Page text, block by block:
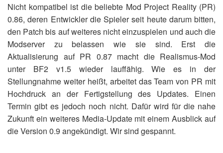
Nicht kompatibel ist die beliebte Mod Project Reality (PR)
0.86, deren Entwickler die Spieler seit heute darum bitten,
den Patch bis auf weiteres nicht einzuspielen und auch die
Modserver zu belassen wie sie sind. Erst die
Aktualisierung auf PR 0.87 macht die Realismus-Mod
unter BF2 v1.5 wieder lauffähig. Wie es in der
Stellungnahme weiter heißt, arbeitet das Team von PR mit
Hochdruck an der Fertigstellung des Updates. Einen
Termin gibt es jedoch noch nicht. Dafür wird für die nahe
Zukunft ein weiteres Media-Update mit einem Ausblick auf
die Version 0.9 angekündigt. Wir sind gespannt.